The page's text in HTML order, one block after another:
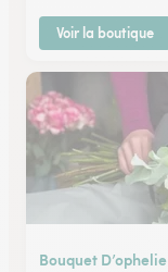
Voir la boutique
Bouquet D’ophelie